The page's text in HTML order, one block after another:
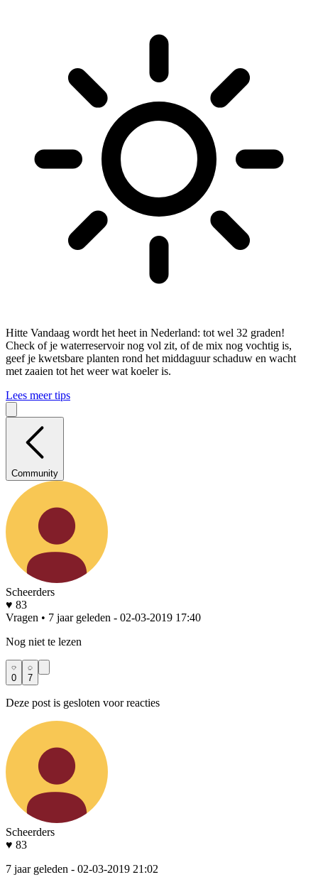
Hitte Vandaag wordt het heet in Nederland: tot wel 32 graden!
Check of je waterreservoir nog vol zit, of de mix nog vochtig is,
geef je kwetsbare planten rond het middaguur schaduw en wacht
met zaaien tot het weer wat koeler is.
Lees meer tips
Community
Scheerders
♥ 83
Vragen • 7 jaar geleden - 02-03-2019 17:40
Nog niet te lezen
0 7
Deze post is gesloten voor reacties
Scheerders
♥ 83
7 jaar geleden - 02-03-2019 21:02